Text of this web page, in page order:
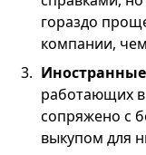
гораздо
компании,
работающих в
сопряжено с
выкупом для